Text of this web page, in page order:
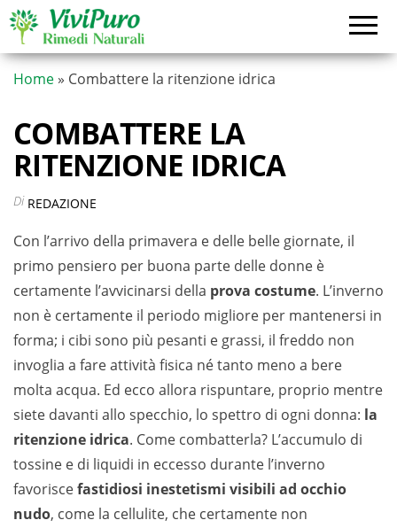
Vai
contenuto
Home » Combattere la ritenzione idrica
COMBATTERE LA
RITENZIONE IDRICA
Di REDAZIONE
Con l’arrivo della primavera e delle belle giornate, il
primo pensiero per buona parte delle donne è
certamente l’avvicinarsi della prova costume. L’inverno
non è certamente il periodo migliore per mantenersi in
forma; i cibi sono più pesanti e grassi, il freddo non
invoglia a fare attività fisica né tanto meno a bere
molta acqua. Ed ecco allora rispuntare, proprio mentre
siete davanti allo specchio, lo spettro di ogni donna: la
ritenzione idrica. Come combatterla? L’accumulo di
tossine e di liquidi in eccesso durante l’inverno
favoriscefastidiosi inestetismi visibili ad occhio
nudo, come la cellulite, che certamente non